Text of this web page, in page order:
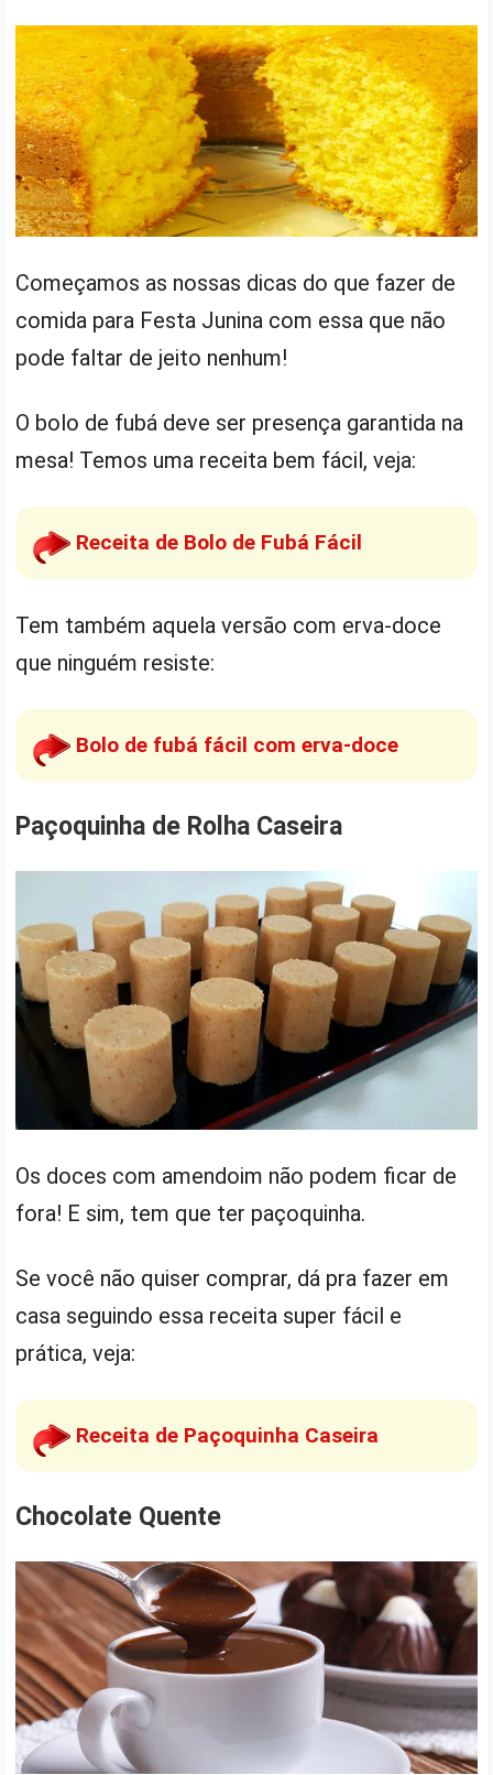
Começamos as nossas dicas do que fazer de
comida para Festa Junina com essa que não
pode faltar de jeito nenhum!
O bolo de fubá deve ser presença garantida na
mesa! Temos uma receita bem fácil, veja:
Receita de Bolo de Fubá Fácil
Tem também aquela versão com erva-doce
que ninguém resiste:
Bolo de fubá fácil com erva-doce
Paçoquinha de Rolha Caseira
Os doces com amendoim não podem ficar de
fora! E sim, tem que ter paçoquinha.
Se você não quiser comprar, dá pra fazer em
casa seguindo essa receita super fácil e
prática, veja:
Receita de Paçoquinha Caseira
Chocolate Quente